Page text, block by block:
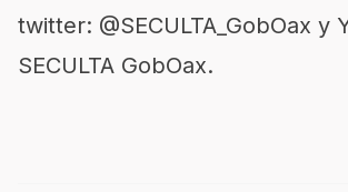
twitter: @SECULTA_GobOax y
SECULTA GobOax.